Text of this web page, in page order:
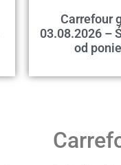
Carrefour
03.08.2026 –
od